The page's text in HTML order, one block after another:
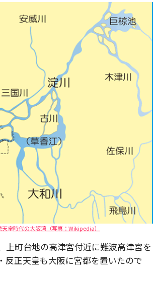
天皇時代の大阪湾（写真：Wikipedia）
上町台地の高津宮付近に難波高津宮を
反正天皇も大阪に宮都を置いたので